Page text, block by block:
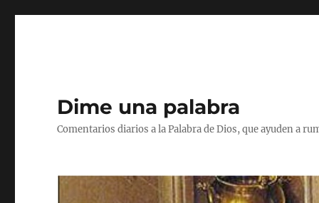
Dime una palabra
Comentarios diarios a la Palabra de Dios, que ayuden a